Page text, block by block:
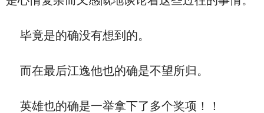
毕竟是的确没有想到的。
而在最后江逸他也的确是不望所归。
英雄也的确是一举拿下了多个奖项！！